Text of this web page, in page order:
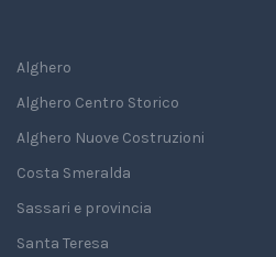
Alghero
Alghero Centro Storico
Alghero Nuove Costruzioni
Costa Smeralda
Sassari e provincia
Santa Teresa